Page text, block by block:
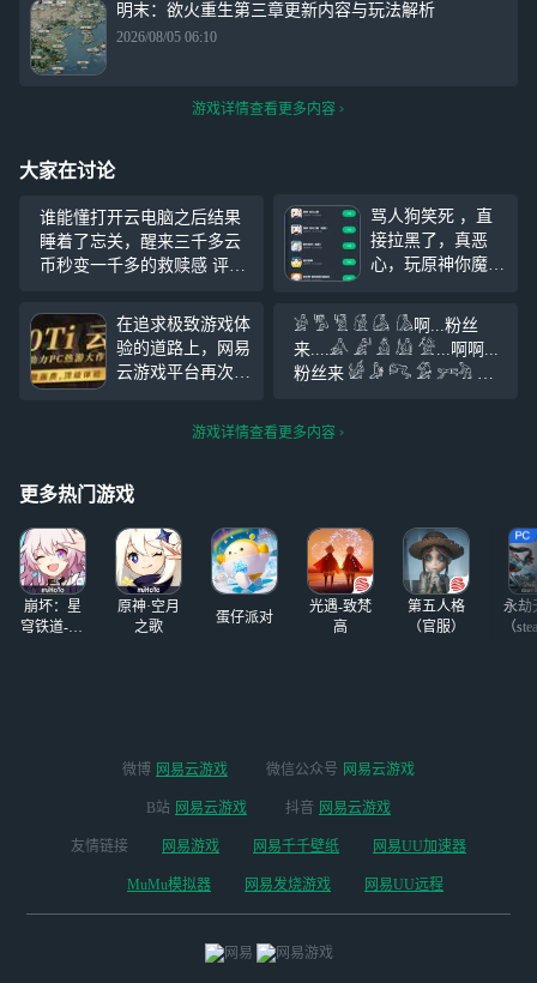
明末：欲火重生第三章更新内容与玩法解析
2026/08/05 06:10
游戏详情查看更多内容
大家在讨论
谁能懂打开云电脑之后结果
睡着了忘关，醒来三千多云
币秒变一千多的救赎感 评
（/TДT)/
骂人狗笑死 ，直
接拉黑了，真恶
心，玩原神你魔怔
神魔证人急了急了
急了急了，笑死，
乐子，急了急了急
了急了急了，笑死
在追求极致游戏体
验的道路上，网易
云游戏平台再次迈
宣布即将推出搭载
顶级NVIDIA GeFo
卡的云电脑服务，
所未有的沉浸式游
戏享受。
𓀂 𓀄 𓀅 𓀆 𓀇 𓀈啊...粉丝
来....𓀉 𓀊 𓀋 𓀌 𓀍...啊啊...
粉丝来 𓀎 𓀏 𓀐 𓀑 𓀒𓀓 𓀔
方来... 听我说 谢谢你 因为有
游戏详情查看更多内容
更多热门游戏
崩坏：星
穹铁道-4.4
原神·空月
之歌
蛋仔派对
光遇-致梵
高
第五人格
（官服）
永劫
（
微博 网易云游戏 微信公众号 网易云游戏
B站 网易云游戏 抖音 网易云游戏
友情链接 网易游戏 网易千千壁纸 网易UU加速器
MuMu模拟器 网易发烧游戏 网易UU远程